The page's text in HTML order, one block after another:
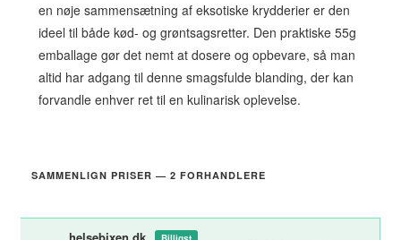
en nøje sammensætning af eksotiske krydderier er den
ideel til både kød- og grøntsagsretter. Den praktiske 55g
emballage gør det nemt at dosere og opbevare, så man
altid har adgang til denne smagsfulde blanding, der kan
forvandle enhver ret til en kulinarisk oplevelse.
SAMMENLIGN PRISER — 2 FORHANDLERE